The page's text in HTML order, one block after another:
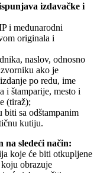
izdavačke i
i međunarodni
originala i
naslov, odnosno
ako je
po redu, ime
i štamparije, mesto i
(tiraž);
sa odštampanim
kutiju.
sledeći način:
koje će biti otkupljene
obrazuje